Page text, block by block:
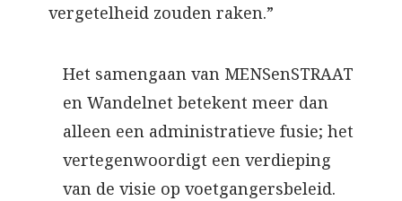
vergetelheid zouden raken.”
Het samengaan van MENSenSTRAAT
en Wandelnet betekent meer dan
alleen een administratieve fusie; het
vertegenwoordigt een verdieping
van de visie op voetgangersbeleid.